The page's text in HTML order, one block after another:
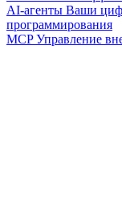
AI-агенты Ваши
программирования
MCP Управление